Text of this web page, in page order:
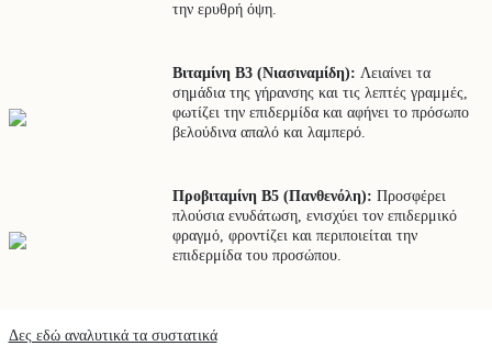
την ερυθρή όψη.
Βιταμίνη Β3 (Νιασιναμίδη): Λειαίνει τα
σημάδια της γήρανσης και τις λεπτές γραμμές,
φωτίζει την επιδερμίδα και αφήνει το πρόσωπο
βελούδινα απαλό και λαμπερό.
Προβιταμίνη Β5 (Πανθενόλη): Προσφέρει
πλούσια ενυδάτωση, ενισχύει τον επιδερμικό
φραγμό, φροντίζει και περιποιείται την
επιδερμίδα του προσώπου.
Δες εδώ αναλυτικά τα συστατικά